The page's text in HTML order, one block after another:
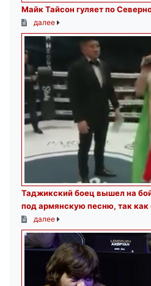
Майк Тайсон гуляет по
далее
Таджикский боец вышел на
под армянскую песню, так как
далее